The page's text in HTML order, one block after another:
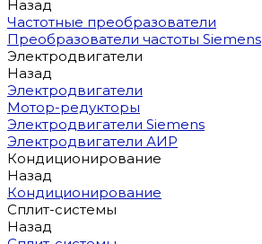
Назад
Частотные преобразователи
Преобразователи частоты Siemens
Электродвигатели
Назад
Электродвигатели
Мотор-редукторы
Электродвигатели Siemens
Электродвигатели АИР
Кондиционирование
Назад
Кондиционирование
Сплит-системы
Назад